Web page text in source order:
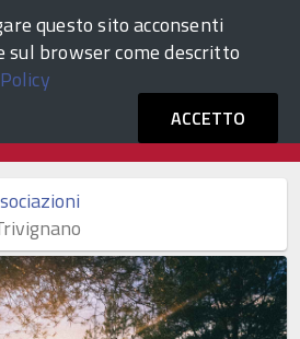
questo sito acconsenti
sul browser come descritto
ACCETTO
ACCEDI
Vetrina Associazioni Culturali